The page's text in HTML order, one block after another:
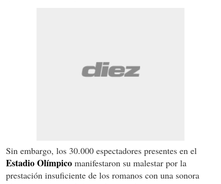
Sin embargo, los 30.000 espectadores presentes en el
Estadio Olímpico manifestaron su malestar por la
prestación insuficiente de los romanos con una sonora